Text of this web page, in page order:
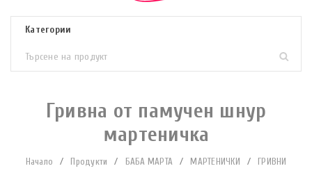
Гривна от памучен шнур
мартеничка
Начало / Продукти / БАБА МАРТА / МАРТЕНИЧКИ /
ГРИВНИ